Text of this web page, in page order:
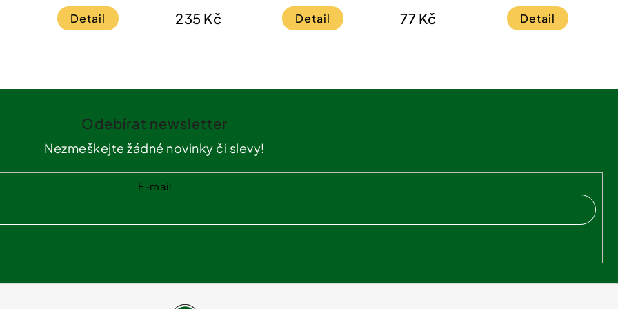
Detail 235 Kč Detail 77 Kč Detail
Odebírat newsletter
Nezmeškejte žádné novinky či slevy!
E-mail